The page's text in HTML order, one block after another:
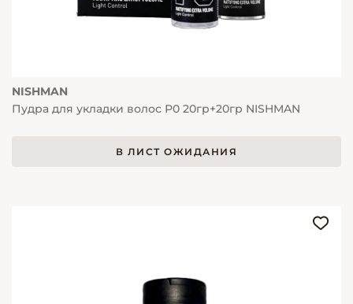
NISHMAN
Пудра для укладки волос Р0 20гр+20гр NISHMAN
В ЛИСТ ОЖИДАНИЯ